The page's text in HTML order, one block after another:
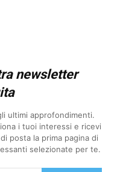
newsletter
ultimi approfondimenti.
i tuoi interessi e ricevi
posta la prima pagina di
selezionate per te.